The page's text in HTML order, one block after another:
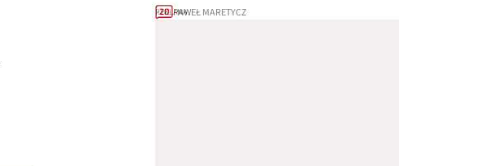
20 PAWEŁ MARETYCZ